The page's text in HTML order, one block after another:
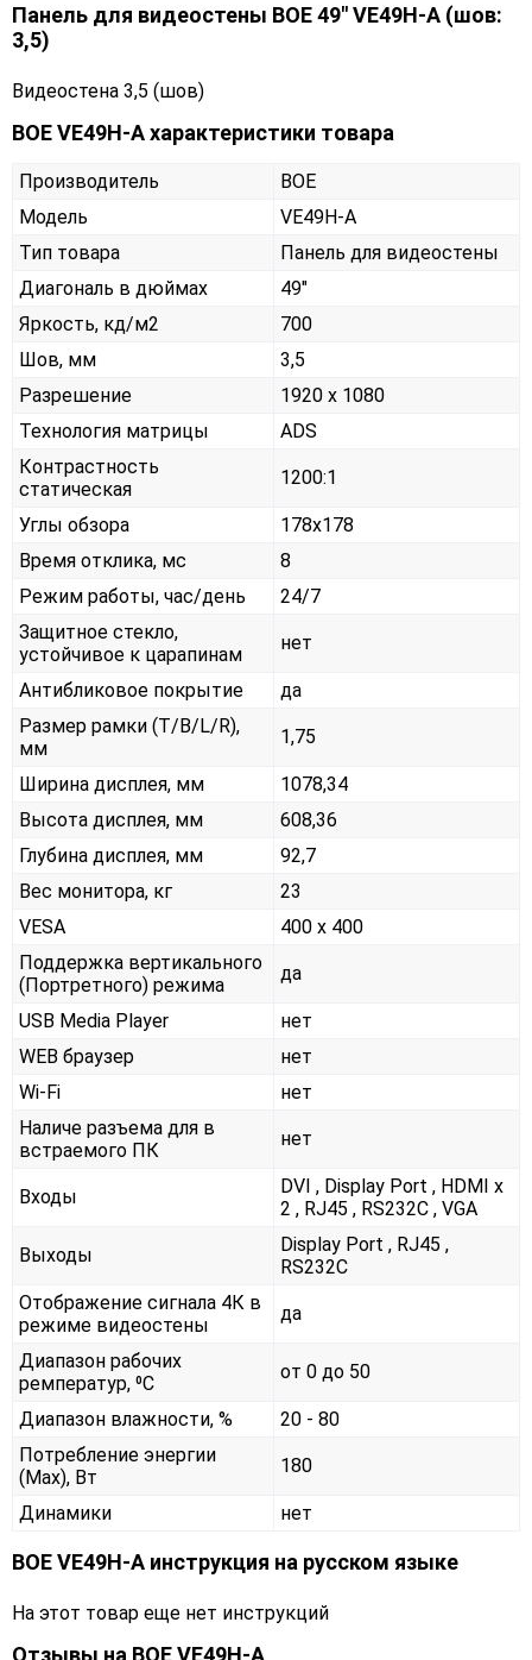
Панель для видеостены BOE 49" VE49H-A (шов:
3,5)
Видеостена 3,5 (шов)
BOE VE49H-A характеристики товара
Производитель
BOE
Модель
VE49H-A
Тип товара
Панель для видеостены
Диагональ в дюймах
49"
Яркость, кд/м2
700
Шов, мм
3,5
Разрешение
1920 x 1080
Технология матрицы
ADS
Контрастность
статическая
1200:1
Углы обзора
178x178
Время отклика, мс
8
Режим работы, час/день
24/7
Защитное стекло,
устойчивое к царапинам
нет
Антибликовое покрытие
да
Размер рамки (T/B/L/R),
мм
1,75
Ширина дисплея, мм
1078,34
Высота дисплея, мм
608,36
Глубина дисплея, мм
92,7
Вес монитора, кг
23
VESA
400 x 400
Поддержка вертикального
(Портретного) режима
да
USB Media Player
нет
WEB браузер
нет
Wi-Fi
нет
Наличе разъема для в
встраемого ПК
нет
Входы
DVI , Display Port , HDMI x
2 , RJ45 , RS232С , VGA
Выходы
Display Port , RJ45 ,
RS232С
Отображение сигнала 4К в
режиме видеостены
да
Диапазон рабочих
ремператур, ⁰С
от 0 до 50
Диапазон влажности, %
20 - 80
Потребление энергии
(Max), Вт
180
Динамики нет
BOE VE49H-A инструкция на русском языке
На этот товар еще нет инструкций
Отзывы на BOE VE49H-A